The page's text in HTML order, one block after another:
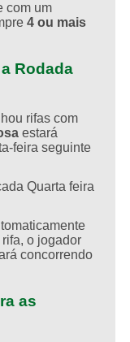
com um
4 ou mais
Rodada
rifas com
estará
feira seguinte
Quarta feira
o jogador
concorrendo
as